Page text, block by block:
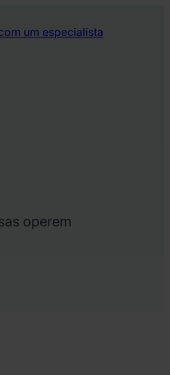
um especialista
operem